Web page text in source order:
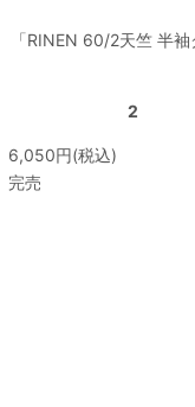
「RINEN 60/2天竺 半
2
6,050円(税込)
完売